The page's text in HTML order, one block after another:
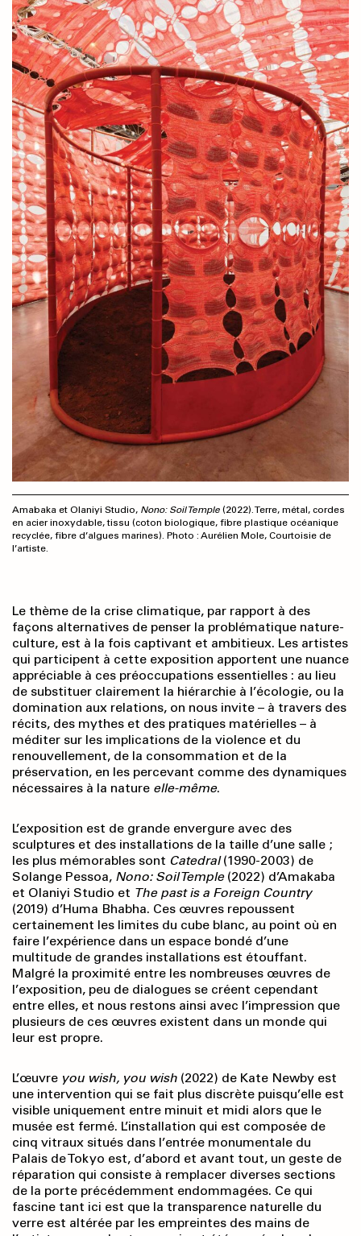
Amabaka et Olaniyi Studio, Nono: Soil Temple (2022). Terre, métal, cordes
en acier inoxydable, tissu (coton biologique, fibre plastique océanique
recyclée, fibre d’algues marines). Photo : Aurélien Mole, Courtoisie de
l’artiste.
Le thème de la crise climatique, par rapport à des
façons alternatives de penser la problématique nature-
culture, est à la fois captivant et ambitieux. Les artistes
qui participent à cette exposition apportent une nuance
appréciable à ces préoccupations essentielles : au lieu
de substituer clairement la hiérarchie à l’écologie, ou la
domination aux relations, on nous invite – à travers des
récits, des mythes et des pratiques matérielles – à
méditer sur les implications de la violence et du
renouvellement, de la consommation et de la
préservation, en les percevant comme des dynamiques
nécessaires à la nature elle-même.
L’exposition est de grande envergure avec des
sculptures et des installations de la taille d’une salle ;
les plus mémorables sont Catedral(1990-2003) de
Solange Pessoa, Nono: Soil Temple(2022) d’Amakaba
et Olaniyi Studio et The past is a Foreign Country
(2019) d’Huma Bhabha. Ces œuvres repoussent
certainement les limites du cube blanc, au point où en
faire l’expérience dans un espace bondé d’une
multitude de grandes installations est étouffant.
Malgré la proximité entre les nombreuses œuvres de
l’exposition, peu de dialogues se créent cependant
entre elles, et nous restons ainsi avec l’impression que
plusieurs de ces œuvres existent dans un monde qui
leur est propre.
L’œuvre you wish, you wish (2022) de Kate Newby est
une intervention qui se fait plus discrète puisqu’elle est
visible uniquement entre minuit et midi alors que le
musée est fermé. L’installation qui est composée de
cinq vitraux situés dans l’entrée monumentale du
Palais de Tokyo est, d’abord et avant tout, un geste de
réparation qui consiste à remplacer diverses sections
de la porte précédemment endommagées. Ce qui
fascine tant ici est que la transparence naturelle du
verre est altérée par les empreintes des mains de